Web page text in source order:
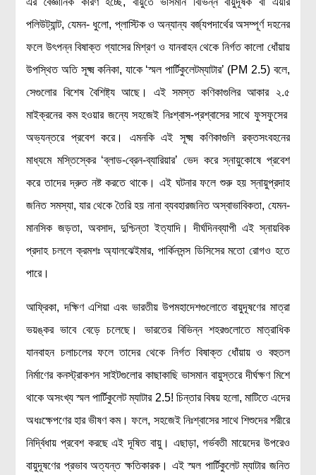
পলিউট্যান্ট, যেমন- ধুলো, প্লাস্টিক ও অন্যান্য বর্জ্যপদার্থের অসম্পূর্ণ দহনের
ফলে উৎপন্ন বিষাক্ত গ্যাসের মিশ্রণ ও যানবাহন থেকে নির্গত কালো ধোঁয়ায়
উপস্থিত অতি সূক্ষ্ম কনিকা, যাকে ‘স্মল পার্টিকুলেটম্যাটার’ (PM 2.5) বলে,
সেগুলোর বিশেষ বৈশিষ্ট্য আছে। এই সমস্ত কণিকাগুলির আকার ২.৫
মাইক্রনের কম হওয়ার জন্যে সহজেই নিঃশ্বাস-প্রশ্বাসের সাথে ফুসফুসের
অভ্যন্তরে প্রবেশ করে। এমনকি এই সূক্ষ্ম কণিকাগুলি রক্তসংবহনের
মাধ্যমে মস্তিস্কের ‘ব্লাড-ব্রেন-ব্যারিয়ার’ ভেদ করে স্নায়ুকোষে প্রবেশ
করে তাদের দ্রুত নষ্ট করতে থাকে। এই ঘটনার ফলে শুরু হয় স্নায়ুপ্রদাহ
জনিত সমস্যা, যার থেকে তৈরি হয় নানা ব্যবহারজনিত অস্বাভাবিকতা, যেমন-
মানসিক জড়তা, অবসাদ, দুশ্চিন্তা ইত্যাদি। দীর্ঘদিনব্যাপী এই স্নায়বিক
প্রদাহ চললে ক্রমশঃ অ্যালঝেইমার, পার্কিনসন্স ডিসিসের মতো রোগও হতে
পারে।
আফ্রিকা, দক্ষিণ এশিয়া এবং ভারতীয় উপমহাদেশগুলোতে বায়ুদূষণের মাত্রা
ভয়ঙ্কর ভাবে বেড়ে চলেছে। ভারতের বিভিন্ন শহরগুলোতে মাত্রাধিক
যানবাহন চলাচলের ফলে তাদের থেকে নির্গত বিষাক্ত ধোঁয়ায় ও বহুতল
নির্মাণের কনস্ট্রাকশন সাইটগুলোর কাছাকাছি ভাসমান বায়ুস্তরে দীর্ঘক্ষণ মিশে
থাকে অসংখ্য স্মল পার্টিকুলেট ম্যাটার 2.5! চিন্তার বিষয় হলো, মাটিতে এদের
অধঃক্ষেপণের হার ভীষণ কম। ফলে, সহজেই নিঃশ্বাসের সাথে শিশুদের শরীরে
নির্দ্বিধায় প্রবেশ করছে এই দূষিত বায়ু। এছাড়া, গর্ভবতী মায়েদের উপরেও
বায়ুদূষণের প্রভাব অত্যন্ত ক্ষতিকারক। এই স্মল পার্টিকুলেট ম্যাটার জনিত